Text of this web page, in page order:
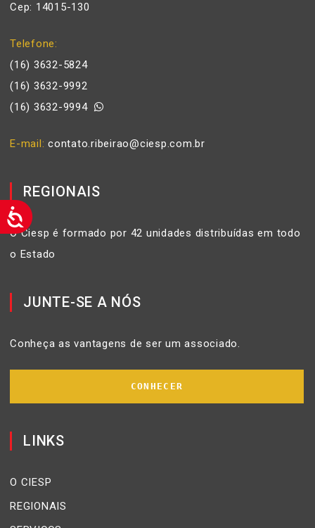
Cep: 14015-130
Telefone
(16) 3632-5824
(16) 3632-9992
(16) 3632-9994
E-mail contato.ribeirao@ciesp.com.br
REGIONAIS
O Ciesp é formado por 42 unidades distribuídas em todo
o Estado
JUNTE-SE A NÓS
Conheça as vantagens de ser um associado.
CONHECER
LINKS
O CIESP
REGIONAIS